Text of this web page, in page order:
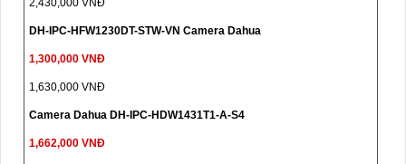
2,430,000 VNĐ
DH-IPC-HFW1230DT-STW-VN Camera Dahua
1,300,000 VNĐ
1,630,000 VNĐ
Camera Dahua DH-IPC-HDW1431T1-A-S4
1,662,000 VNĐ